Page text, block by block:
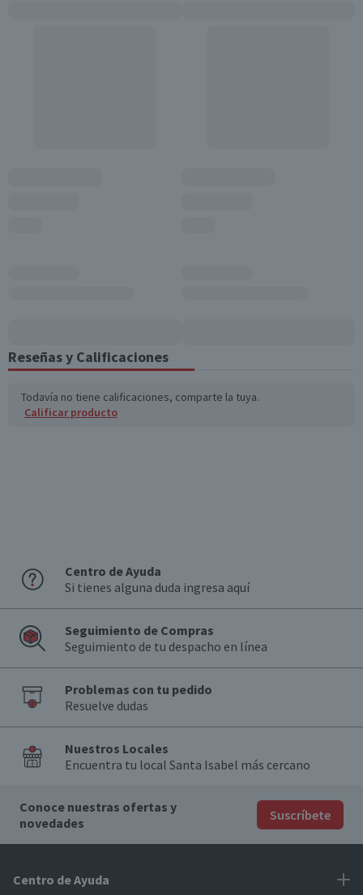
Reseñas y Calificaciones
Todavía no tiene calificaciones, comparte la tuya.
Calificar producto
Centro de Ayuda
Si tienes alguna duda ingresa aquí
Seguimiento de Compras
Seguimiento de tu despacho en línea
Problemas con tu pedido
Resuelve dudas
Nuestros Locales
Encuentra tu local Santa Isabel más cercano
Conoce nuestras ofertas y
novedades
Suscríbete
Centro de Ayuda